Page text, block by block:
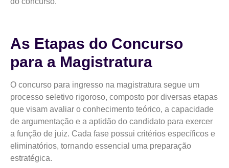
As Etapas do Concurso
para a Magistratura
O concurso para ingresso na magistratura segue um
processo seletivo rigoroso, composto por diversas etapas
que visam avaliar o conhecimento teórico, a capacidade
de argumentação e a aptidão do candidato para exercer
a função de juiz. Cada fase possui critérios específicos e
eliminatórios, tornando essencial uma preparação
estratégica.